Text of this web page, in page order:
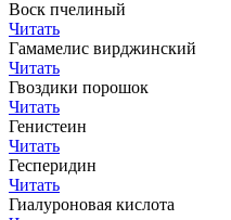
Воск пчелиный
Читать
Гамамелис вирджинский
Читать
Гвоздики порошок
Читать
Генистеин
Читать
Гесперидин
Читать
Гиалуроновая кислота